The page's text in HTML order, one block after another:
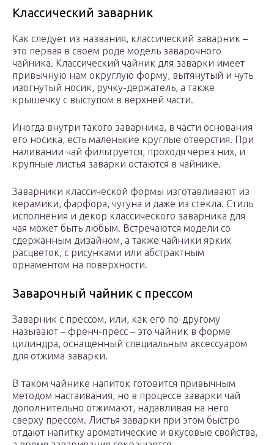
Классический заварник
Как следует из названия, классический заварник –
это первая в своем роде модель заварочного
чайника. Классический чайник для заварки имеет
привычную нам округлую форму, вытянутый и чуть
изогнутый носик, ручку-держатель, а также
крышечку с выступом в верхней части.
Иногда внутри такого заварника, в части основания
его носика, есть маленькие круглые отверстия. При
наливании чай фильтруется, проходя через них, и
крупные листья заварки остаются в чайнике.
Заварники классической формы изготавливают из
керамики, фарфора, чугуна и даже из стекла. Стиль
исполнения и декор классического заварника для
чая может быть любым. Встречаются модели со
сдержанным дизайном, а также чайники ярких
расцветок, с рисунками или абстрактным
орнаментом на поверхности.
Заварочный чайник с прессом
Заварник с прессом, или, как его по-другому
называют – френч-пресс – это чайник в форме
цилиндра, оснащенный специальным аксессуаром
для отжима заварки.
В таком чайнике напиток готовится привычным
методом настаивания, но в процессе заварки чай
дополнительно отжимают, надавливая на него
сверху прессом. Листья заварки при этом быстро
отдают напитку ароматические и вкусовые свойства,